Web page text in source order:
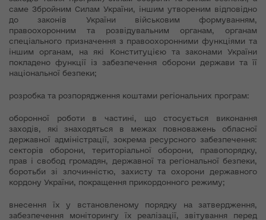
саме Збройним Силам України, іншим утвореним відповідно
до законів України військовим формуванням,
правоохоронним та розвідувальним органам, органам
спеціального призначення з правоохоронними функціями та
іншим органам, на які Конституцією та законами України
покладено функції із забезпечення оборони держави та її
національної безпеки;
розробка та розпорядження коштами регіональних програм:
оборонної роботи в частині, що стосується виконання
заходів, які знаходяться в межах повноважень обласної
державної адміністрації, зокрема ресурсного забезпечення:
секторів оборони, територіальної оборони, правопорядку,
прав і свобод громадян, державної та регіональної безпеки,
боротьби зі злочинністю, захисту та охорони державного
кордону України, покращення прикордонного режиму;
внесення їх у встановленому порядку на затвердження,
забезпечення моніторингу їх реалізації, звітування перед